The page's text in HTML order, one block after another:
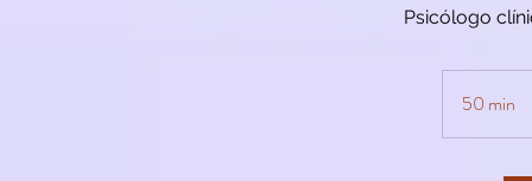
Psicólogo
50 min
0